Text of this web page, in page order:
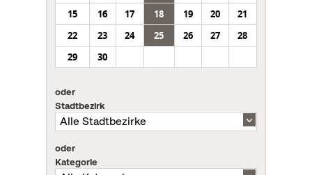
15
16 17 18 19 20
21
22
23 24 25 26 27
28
29
30
oder
Stadtbezirk
oder
Kategorie